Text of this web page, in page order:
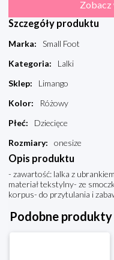
Zobacz
Szczegóły produktu
Marka:
Small Foot
Kategoria:
Lalki
Sklep:
Limango
Kolor:
Różowy
Płeć:
Dziecięce
Rozmiary: onesize
Opis produktu
- zawartość: lalka z
materiał tekstylny- ze
korpus- do przytulania i
Podobne produkty